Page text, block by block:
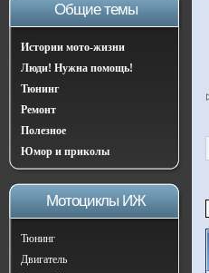
Общие темы
Истории мото-жизни
Люди! Нужна помощь!
Тюнинг
Ремонт
Полезное
Юмор и приколы
Мотоциклы ИЖ
Тюнинг
Двигатель